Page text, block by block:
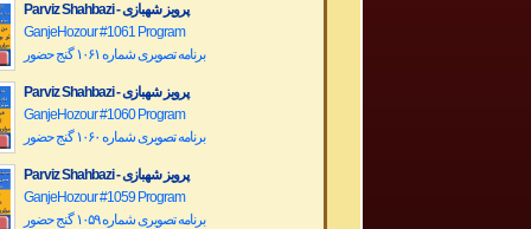
Parviz Shahbazi - پرویز شهبازی
GanjeHozour #1061 Program
برنامه تصویری شماره ۱۰۶۱ گنج حضور
Parviz Shahbazi - پرویز شهبازی
GanjeHozour #1060 Program
برنامه تصویری شماره ۱۰۶۰ گنج حضور
Parviz Shahbazi - پرویز شهبازی
GanjeHozour #1059 Program
برنامه تصویری شماره ۱۰۵۹ گنج حضور